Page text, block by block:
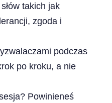
takich jak
zgoda i
podczas
po kroku, a nie
Powinieneś